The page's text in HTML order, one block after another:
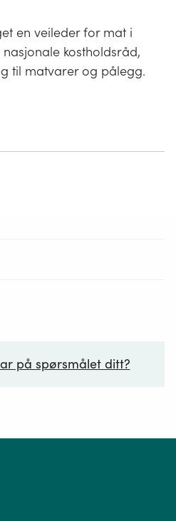
en veileder for mat i
kostholdsråd,
til matvarer og pålegg.
på spørsmålet ditt?